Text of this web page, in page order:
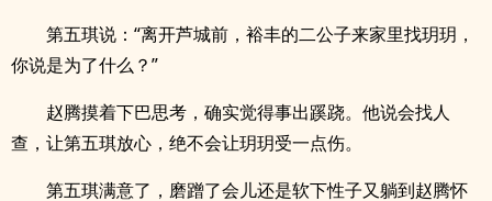
第五琪说：“离开芦城前，裕丰的二公子来家里找玥玥，
你说是为了什么？”
赵腾摸着下巴思考，确实觉得事出蹊跷。他说会找人
查，让第五琪放心，绝不会让玥玥受一点伤。
第五琪满意了，磨蹭了会儿还是软下性子又躺到赵腾怀